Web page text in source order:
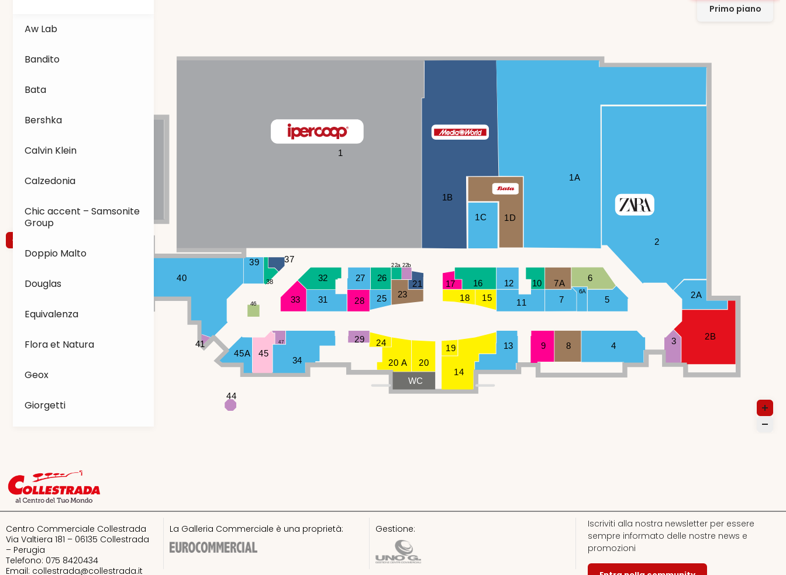
WC
47
46
1C
2A
2B
3
4
8
9
13
14
19
24
29
34
45
45A
44
41
39
38
37
33
32
31 28
27 26
25
22a 22b
23
21
17
18
16
15
12
11
10 7A
7
6
6A
5
20
20 A
1
1A
2
1B
40
1D
Primo piano
Aw Lab
Bandito
Bata
Bershka
Calvin Klein
Calzedonia
Chic accent – Samsonite
Group
Doppio Malto
Douglas
Equivalenza
Flora et Natura
Geox
Giorgetti
Guess
H&M
I love pokè
I Preziosi
Centro Commerciale Collestrada
Via Valtiera 181 – 06135 Collestrada
– Perugia
Telefono: 075 8420434
Email: collestrada@collestrada.it
La Galleria Commerciale è una proprietà: Gestione:
Iscriviti alla nostra newsletter per essere
sempre informato delle nostre news e
promozioni